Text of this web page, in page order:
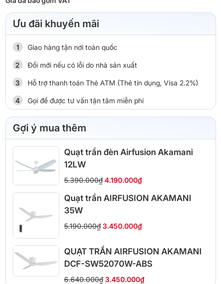
Ưu đãi khuyến mãi
Giao hàng tận nơi toàn quốc
Đổi mới nếu có lỗi do nhà sản xuất
Hỗ trợ thanh toán Thẻ ATM (Thẻ tín dụng, Visa 2.2%)
Gọi để được tư vấn tận tâm miễn phí
Gợi ý mua thêm
Quạt trần đèn Airfusion Akamani
12LW
5.390.000₫ 4.190.000₫
Quạt trần AIRFUSION AKAMANI
35W
5.190.000₫ 3.450.000₫
QUẠT TRẦN AIRFUSION AKAMANI
DCF-SW52070W-ABS
6.640.000₫ 3.450.000₫